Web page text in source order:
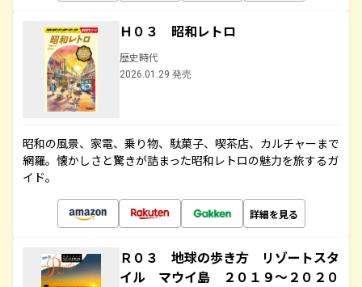
Ｈ０３ 昭和レトロ
歴史時代
2026.01.29 発売
昭和の風景、家電、乗り物、駄菓子、喫茶店、カルチャーまで
網羅。懐かしさと驚きが詰まった昭和レトロの魅力を旅するガ
イド。
詳細を見る
Ｒ０３ 地球の歩き方 リゾートスタ
イル マウイ島 ２０１９～２０２０